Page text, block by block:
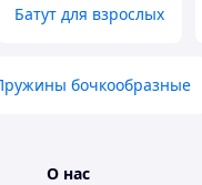
Батут для взрослых
бочкообразные
О нас